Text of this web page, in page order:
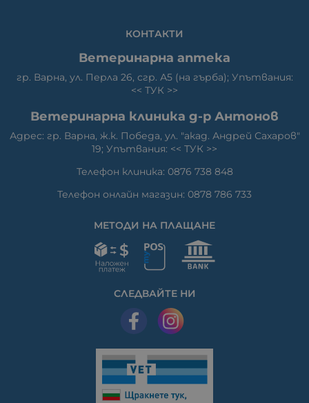
КОНТАКТИ
Ветеринарна аптека
гр. Варна, ул. Перла 26, сгр. А5 (на гърба); Упътвания:
<< ТУК >>
Ветеринарна клиника д-р Антонов
Адрес: гр. Варна, ж.к. Победа, ул. "акад. Андрей Сахаров"
19; Упътвания: << ТУК >>
Телефон клиника: 0876 738 848
Телефон онлайн магазин: 0878 786 733
МЕТОДИ НА ПЛАЩАНЕ
СЛЕДВАЙТЕ НИ